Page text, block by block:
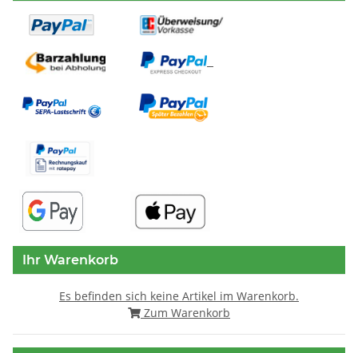
Ihr Warenkorb
Es befinden sich keine Artikel im Warenkorb.
Zum Warenkorb